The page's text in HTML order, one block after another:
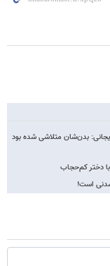
بدن‌شان متلاشی شده بود
با دختر کم‌حجاب
است!